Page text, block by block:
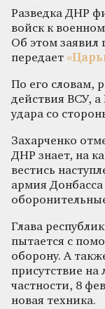
Разведка ДНР
войск к
Об этом заявил
передает
По его словам,
действия ВСУ,
удара со
Захарченко
ДНР знает, на
вестись
армия
Глава
пытается с
оборону. А
присутствие на
частности, 8
новая техника.